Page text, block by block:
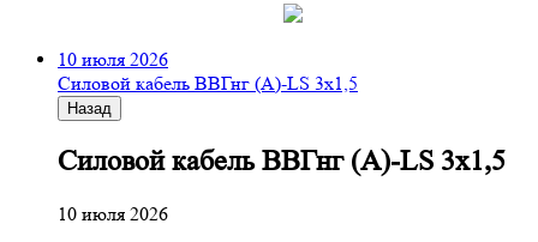
10 июля 2026
Cиловой кабель ВВГнг (A)-LS 3х1,5
Назад
Cиловой кабель ВВГнг (A)-LS 3х1,5
10 июля 2026